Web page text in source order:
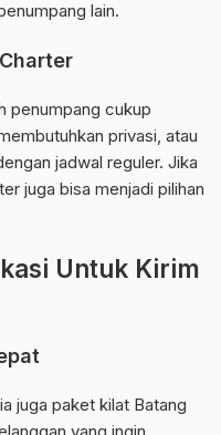
lain.
penumpang cukup
privasi, atau
jadwal reguler. Jika
juga bisa menjadi pilihan
Untuk Kirim
juga paket kilat Batang